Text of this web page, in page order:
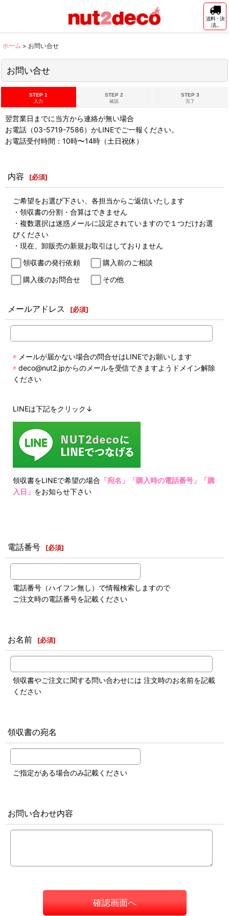
送料・決
済...
ホーム > お問い合せ
お問い合せ
STEP 1
入力
STEP 2
確認
STEP 3
完了
翌営業日までに当方から連絡が無い場合
お電話（03-5719-7586）かLINEでご一報ください。
お電話受付時間：10時〜14時（土日祝休）
内容 [必須]
ご希望をお選び下さい、各担当からご返信いたします
・領収書の分割・合算はできません
・複数選択は迷惑メールに設定されていますので１つだけお選
びください
・現在、卸販売の新規お取引はしておりません
領収書の発行依頼
購入前のご相談
購入後のお問合せ
その他
メールアドレス [必須]
◉ メールが届かない場合の問合せはLINEでお願いします
◉ deco@nut2.jpからのメールを受信できますようドメイン解除
ください
LINEは下記をクリック↓
領収書をLINEで希望の場合 「宛名」「購入時の電話番号」「購
入日」 をお知らせ下さい
電話番号 [必須]
電話番号（ハイフン無し）で情報検索しますので
ご注文時の電話番号を記載ください
お名前 [必須]
領収書やご注文に関する問い合わせには 注文時のお名前を記載
ください
領収書の宛名
ご指定がある場合のみ記載ください
お問い合わせ内容
確認画面へ